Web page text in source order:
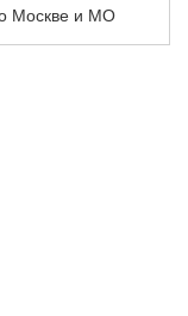
Москве и МО